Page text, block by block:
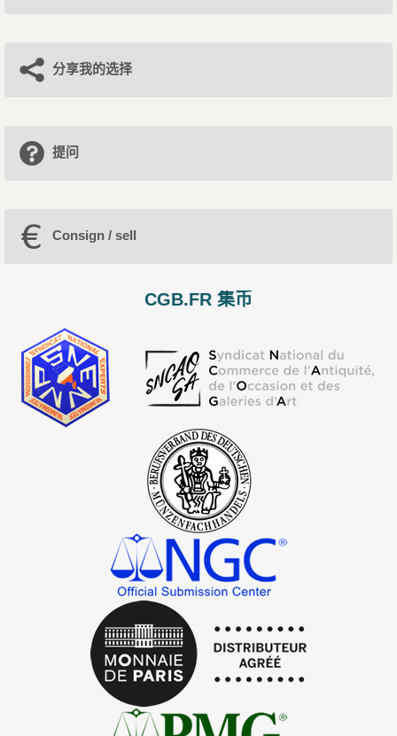
分享我的选择
提问
Consign / sell
CGB.FR 集币